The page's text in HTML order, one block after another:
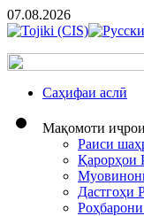
07.08.2026
Cаҳифаи аслӣ
Мақомоти
Раиси
Қарорҳои
Дастгоҳи